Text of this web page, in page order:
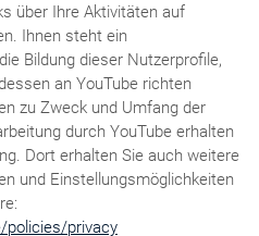
über Ihre Aktivitäten auf
Ihnen steht ein
Bildung dieser Nutzerprofile,
an YouTube richten
zu Zweck und Umfang der
durch YouTube erhalten
Dort erhalten Sie auch weitere
und Einstellungsmöglichkeiten
policies/privacy